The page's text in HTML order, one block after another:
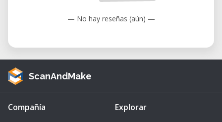
— No hay reseñas (aún) —
ScanAndMake
Compañía Explorar